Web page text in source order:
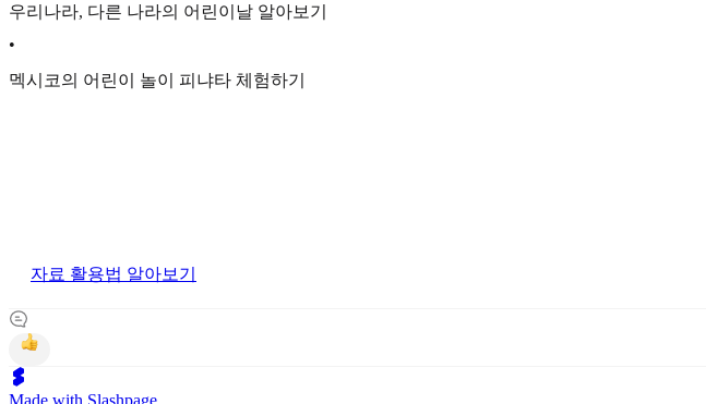
우리나라, 다른 나라의 어린이날 알아보기
•
멕시코의 어린이 놀이 피냐타 체험하기
자료 활용법 알아보기